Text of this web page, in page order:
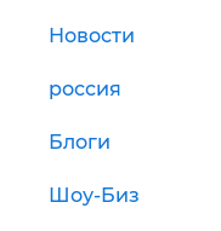
Новости
россия
Блоги
Шоу-Биз